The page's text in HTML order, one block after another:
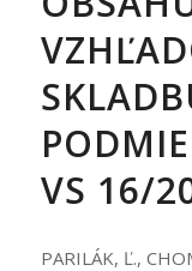
VS 16/
PARILÁK, Ľ.,